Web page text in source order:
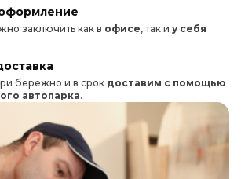
заключить как в офисе, так и у себя
бережно и в срок доставим с помощью
автопарка.